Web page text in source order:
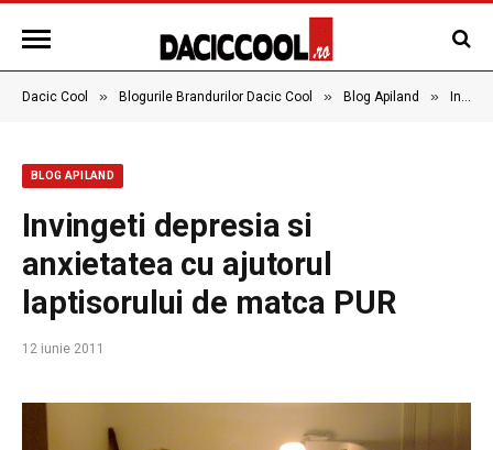
Dacic Cool » Blogurile Brandurilor Dacic Cool » Blog Apiland » Invingeti depresia si anxietatea cu ajutorul laptisorului de matca PUR
BLOG APILAND
Invingeti depresia si
anxietatea cu ajutorul
laptisorului de matca PUR
12 iunie 2011